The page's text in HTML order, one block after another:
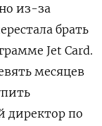
из-за
брать
Jet Card.
месяцев
директор по